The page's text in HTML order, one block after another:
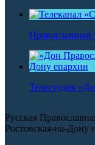
Православный
Телестудия
Русская
Ростовская-на-Дону